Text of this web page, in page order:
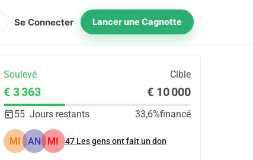
Se Connecter Lancer une Cagnotte
Soulevé Cible
€ 3 363 € 10 000
55 Jours restants 33,6%financé
MI AN MI 47 Les gens ont fait un don